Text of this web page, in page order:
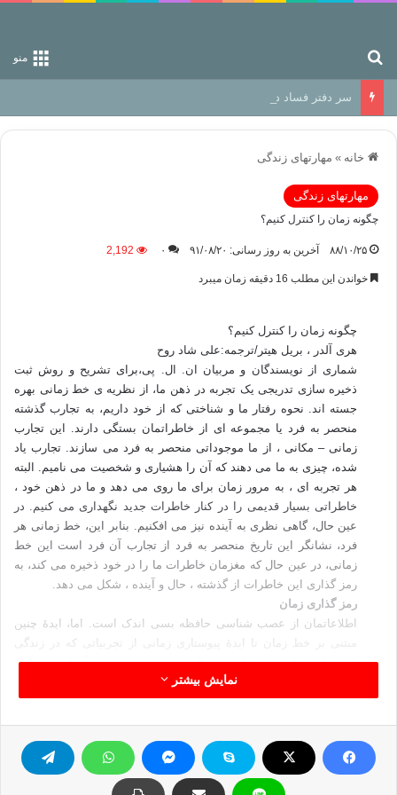
منو
سر دفتر فساد در زمین‌، دوری وکناره‌گیری از راه خداست‌!
خانه » مهارتهای زندگی
مهارتهای زندگی
چگونه زمان را کنترل کنیم؟
۸۸/۱۰/۲۵ آخرین به روز رسانی: ۹۱/۰۸/۲۰ ۰ 2,192
خواندن این مطلب 16 دقیقه زمان میبرد
چگونه زمان را کنترل کنیم؟
هری آلدر ، بریل هیتر/ترجمه:علی شاد روح
شماری از نویسندگان و مربیان ان. ال. پی،برای تشریح و روش ثبت
ذخیره سازی تدریجی یک تجربه در ذهن ما، از نظریه ی خط زمانی بهره
جسته اند. نحوه رفتار ما و شناختی که از خود داریم، به تجارب گذشته
منحصر به فرد یا مجموعه ای از خاطراتمان بستگی دارند. این تجارب
زمانی – مکانی ، از ما موجوداتی منحصر به فرد می سازند. تجارب یاد
شده، چیزی به ما می دهند که آن را هشیاری و شخصیت می نامیم. البته
هر تجربه ای ، به مرور زمان برای ما روی می دهد و ما در ذهن خود ،
خاطراتی بسیار قدیمی را در کنار خاطرات جدید نگهداری می کنیم. در
عین حال، گاهی نظری به آینده نیز می افکنیم. بنابر این، خط زمانی هر
فرد، نشانگر این تاریخ منحصر به فرد از تجارب آن فرد است این خط
زمانی، در عین حال که مغزمان خاطرات ما را در خود ذخیره می کند، به
رمز گذاری این خاطرات از گذشته ، حال و آینده ، شکل می دهد.
رمز گذاری زمان
اطلاعاتمان از عصب شناسی حافظه بسی اندک است. اما، ایدۀ چنین
مبتنی بر خط زمان تا ایدۀ پیوستاری زمانی از تجربیاتی که در زندگی
کسب کرده ایم و می کنیم ، خالی از معنی نیست. مثلاً، باید به نحوی
به همان ترتیب، باید بر این امر واقف باشیم که آنچه از آینده به تصور در
است که چه در هنگام فکر کردن به گذشته و چه در زمان اندیشیدن به
آینده، جملگی از اطلاعات ورودی حسی مشابهی ( اطلاعات دیداری،
شنیداری و احساسی ) بهره می جوییم.
نمایش بیشتر